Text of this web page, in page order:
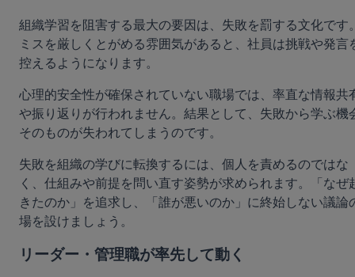
組織学習を阻害する最大の要因は、失敗を罰する文化です
ミスを厳しくとがめる雰囲気があると、社員は挑戦や発言
控えるようになります。
心理的安全性が確保されていない職場では、率直な情報共
や振り返りが行われません。結果として、失敗から学ぶ機
そのものが失われてしまうのです。
失敗を組織の学びに転換するには、個人を責めるのではな
く、仕組みや前提を問い直す姿勢が求められます。「なぜ
きたのか」を追求し、「誰が悪いのか」に終始しない議論
場を設けましょう。
リーダー・管理職が率先して動く